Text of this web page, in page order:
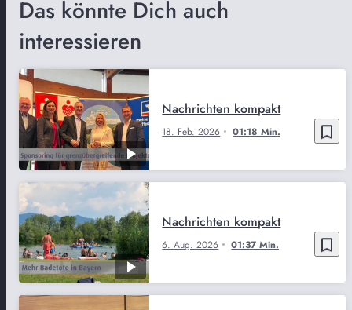
Das könnte Dich auch
interessieren
bookmark_border
18. Feb. 2026 01:18 Min.
Nachrichten kompakt
bookmark_border
6. Aug. 2026 01:37 Min.
Nachrichten kompakt